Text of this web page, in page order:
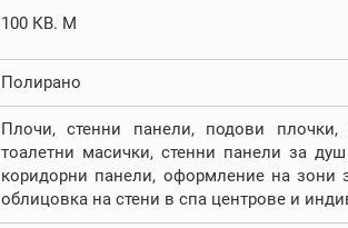
100 КВ. М
Полирано
Плочи, стенни панели, подови
тоалетни масички, стенни панели за
коридорни панели, оформление на зони
облицовка на стени в спа центрове и